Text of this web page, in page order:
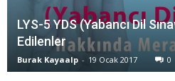
LYS-5 YDS (Yabancı Dil
Edilenler
Burak Kayaalp - 19 Ocak 2017 0